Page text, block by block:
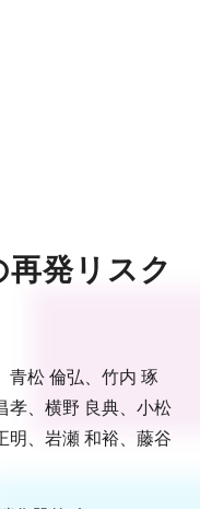
発リスク
青松 倫弘、竹内 琢
孝、横野 良典、小松
明、岩瀬 和裕、藤谷